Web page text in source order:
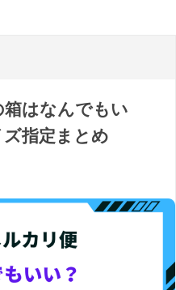
はなんでもい
指定まとめ